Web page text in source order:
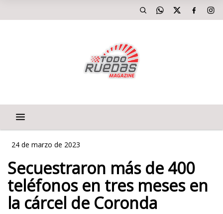
24 de marzo de 2023
Secuestraron más de 400
teléfonos en tres meses en
la cárcel de Coronda